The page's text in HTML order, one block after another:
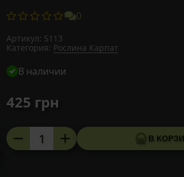
0
Артикул: 5113
Категория: Рослина Карпат
В наличии
425 грн
Количество
товара
В